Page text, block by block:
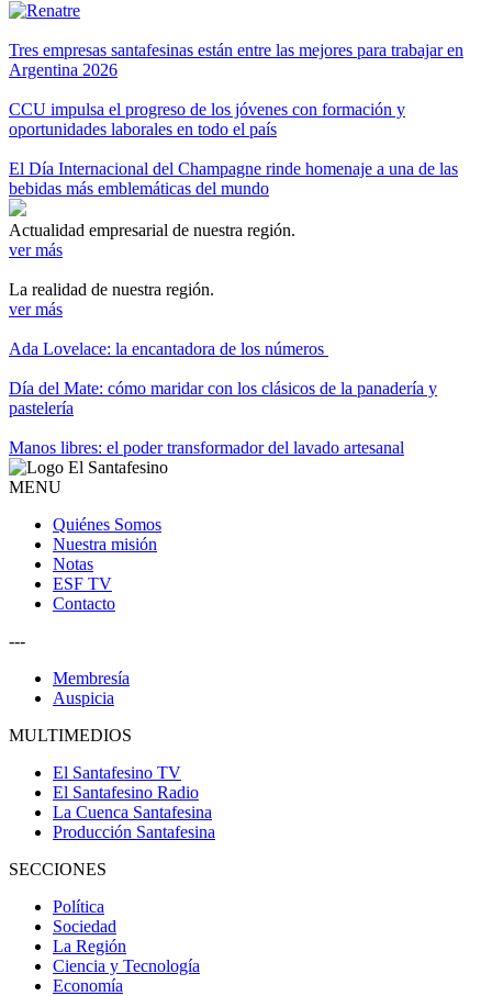
Tres empresas santafesinas están entre las mejores para trabajar en
Argentina 2026
CCU impulsa el progreso de los jóvenes con formación y
oportunidades laborales en todo el país
El Día Internacional del Champagne rinde homenaje a una de las
bebidas más emblemáticas del mundo
Actualidad empresarial de nuestra región.
ver más
La realidad de nuestra región.
ver más
Ada Lovelace: la encantadora de los números
Día del Mate: cómo maridar con los clásicos de la panadería y
pastelería
Manos libres: el poder transformador del lavado artesanal
MENU
Quiénes Somos
Nuestra misión
Notas
ESF TV
Contacto
---
Membresía
Auspicia
MULTIMEDIOS
El Santafesino TV
El Santafesino Radio
La Cuenca Santafesina
Producción Santafesina
SECCIONES
Política
Sociedad
La Región
Ciencia y Tecnología
Economía